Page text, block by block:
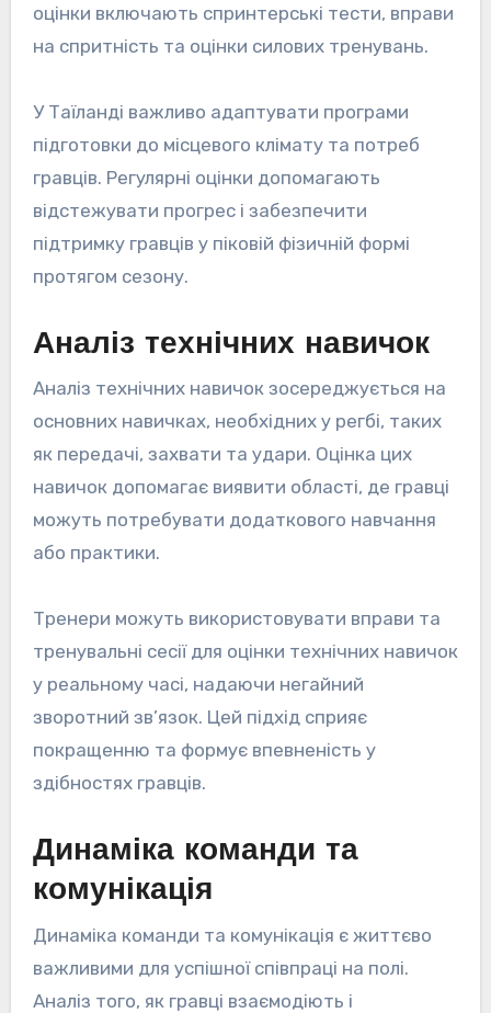
оцінки включають спринтерські тести, вправи
на спритність та оцінки силових тренувань.
У Таїланді важливо адаптувати програми
підготовки до місцевого клімату та потреб
гравців. Регулярні оцінки допомагають
відстежувати прогрес і забезпечити
підтримку гравців у піковій фізичній формі
протягом сезону.
Аналіз технічних навичок
Аналіз технічних навичок зосереджується на
основних навичках, необхідних у регбі, таких
як передачі, захвати та удари. Оцінка цих
навичок допомагає виявити області, де гравці
можуть потребувати додаткового навчання
або практики.
Тренери можуть використовувати вправи та
тренувальні сесії для оцінки технічних навичок
у реальному часі, надаючи негайний
зворотний зв’язок. Цей підхід сприяє
покращенню та формує впевненість у
здібностях гравців.
Динаміка команди та
комунікація
Динаміка команди та комунікація є життєво
важливими для успішної співпраці на полі.
Аналіз того, як гравці взаємодіють і